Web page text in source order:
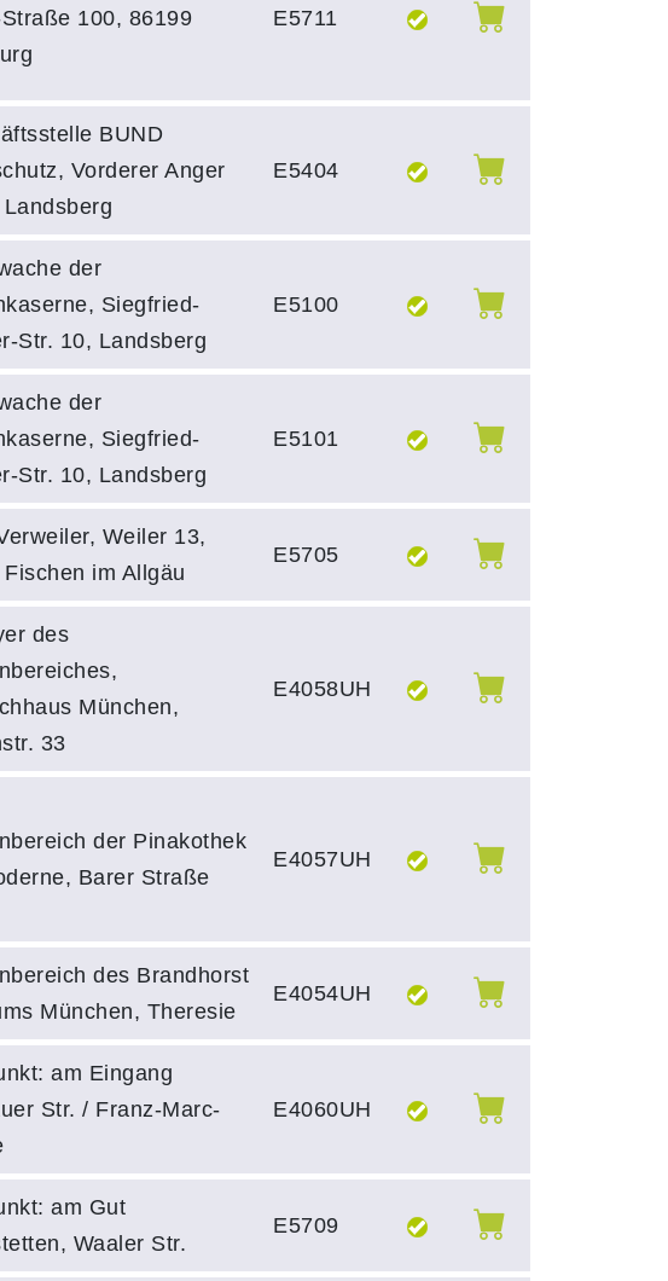
100, 86199
E5711
BUND
Vorderer Anger
E5404
der
Siegfried-
Str. 10, Landsberg
E5100
der
Siegfried-
Str. 10, Landsberg
E5101
Weiler 13,
im Allgäu
E5705
des
München,
33
E4058UH
der Pinakothek
Barer Straße
E4057UH
des Brandhorst
München, Theresie
E4054UH
am Eingang
Str. / Franz-Marc-
E4060UH
am Gut
Waaler Str.
E5709